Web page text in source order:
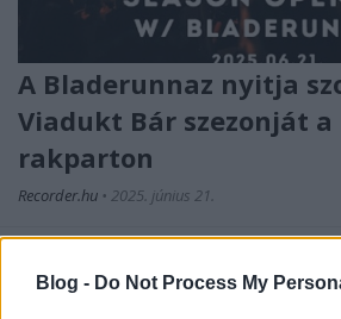
Blog - Do Not Process My
A Bladerunnaz nyitja
Viadukt Bár szezonját a
rakparton
Recorder.hu • 2025. június 21.
Június 21-én elkezdődik a
szezonja az újra megnyíló